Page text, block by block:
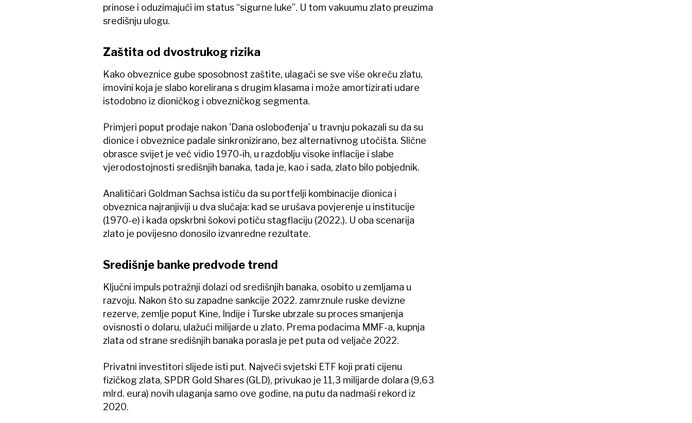
prinose i oduzimajući im status “sigurne luke”. U tom vakuumu zlato preuzima
središnju ulogu.
Zaštita od dvostrukog rizika
Kako obveznice gube sposobnost zaštite, ulagači se sve više okreću zlatu,
imovini koja je slabo korelirana s drugim klasama i može amortizirati udare
istodobno iz dioničkog i obvezničkog segmenta.
Primjeri poput prodaje nakon 'Dana oslobođenja' u travnju pokazali su da su
dionice i obveznice padale sinkronizirano, bez alternativnog utočišta. Slične
obrasce svijet je već vidio 1970-ih, u razdoblju visoke inflacije i slabe
vjerodostojnosti središnjih banaka, tada je, kao i sada, zlato bilo pobjednik.
Analitičari Goldman Sachsa ističu da su portfelji kombinacije dionica i
obveznica najranjiviji u dva slučaja: kad se urušava povjerenje u institucije
(1970-e) i kada opskrbni šokovi potiču stagflaciju (2022.). U oba scenarija
zlato je povijesno donosilo izvanredne rezultate.
Središnje banke predvode trend
Ključni impuls potražnji dolazi od središnjih banaka, osobito u zemljama u
razvoju. Nakon što su zapadne sankcije 2022. zamrznule ruske devizne
rezerve, zemlje poput Kine, Indije i Turske ubrzale su proces smanjenja
ovisnosti o dolaru, ulažući milijarde u zlato. Prema podacima MMF-a, kupnja
zlata od strane središnjih banaka porasla je pet puta od veljače 2022.
Privatni investitori slijede isti put. Najveći svjetski ETF koji prati cijenu
fizičkog zlata, SPDR Gold Shares (GLD), privukao je 11,3 milijarde dolara (9,63
mlrd. eura) novih ulaganja samo ove godine, na putu da nadmaši rekord iz
2020.